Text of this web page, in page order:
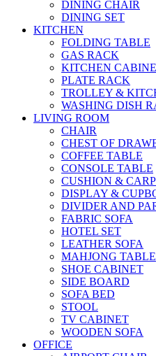
DINING CHAIR
DINING SET
KITCHEN
FOLDING TABLE
GAS RACK
KITCHEN
PLATE RACK
TROLLEY &
WASHING DISH
LIVING ROOM
CHAIR
CHEST OF
COFFEE TABLE
CONSOLE TABLE
CUSHION &
DISPLAY &
DIVIDER AND
FABRIC SOFA
HOTEL SET
LEATHER SOFA
MAHJONG TABLE
SHOE CABINET
SIDE BOARD
SOFA BED
STOOL
TV CABINET
WOODEN SOFA
OFFICE